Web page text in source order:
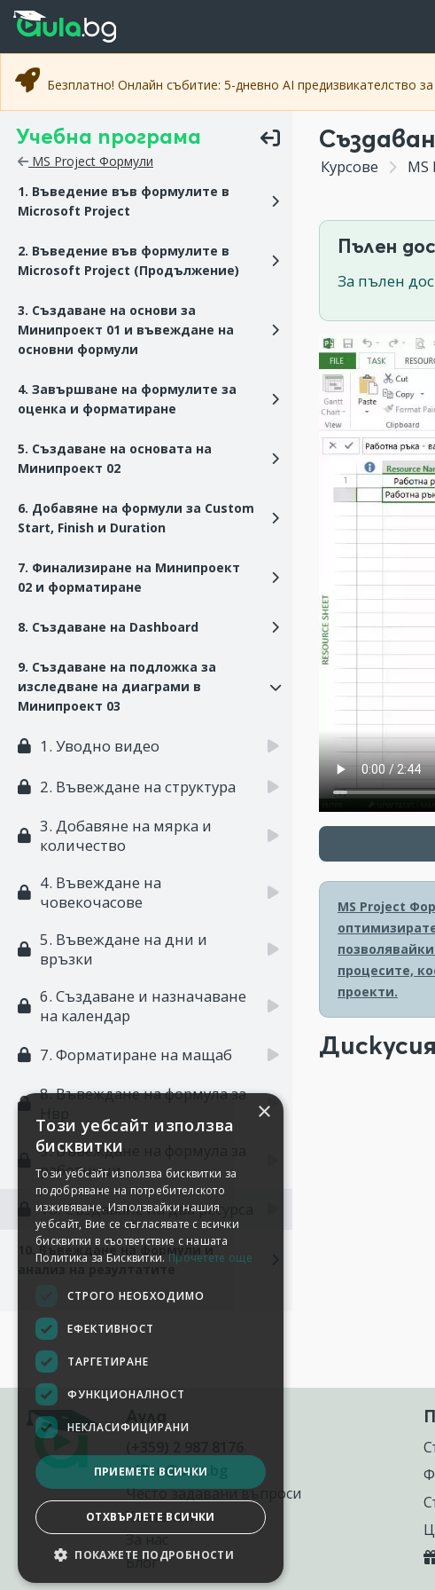
Прескочи към основното съдържание
Прескочи към навигацията
Безплатно! Онлайн събитие: 5-дневно AI предизвикателство
Учебна програма
MS Project Формули
1. Въведение във формулите в
Microsoft Project
2. Въведение във формулите в
Microsoft Project (Продължение)
3. Създаване на основи за
Минипроект 01 и въвеждане на
основни формули
4. Завършване на формулите за
оценка и форматиране
5. Създаване на основата на
Минипроект 02
6. Добавяне на формули за Custom
Start, Finish и Duration
7. Финализиране на Минипроект
02 и форматиране
8. Създаване на Dashboard
9. Създаване на подложка за
изследване на диаграми в
Минипроект 03
1. Уводно видео
2. Въвеждане на структура
3. Добавяне на мярка и
количество
4. Въвеждане на
човекочасове
5. Въвеждане на дни и
връзки
6. Създаване и назначаване
на календар
7. Форматиране на мащаб
8. Въвеждане на формула за
9. Въвеждане на формула за
работници
10. Създаване на два ресурса
10. Въвеждане на формули и
Курсове
Пълен
За пълен
MS Project
процесите,
проекти.
office@aula.bg
Често задавани въпроси
Контакти
За нас
Блог
×
Този уебсайт използва
бисквитки
Този уебсайт използва бисквитки за
подобряване на потребителското
изживяване. Използвайки нашия
уебсайт, Вие се съгласявате с всички
бисквитки в съответствие с нашата
Политика за Бисквитки. Прочетете още
СТРОГО НЕОБХОДИМО
ЕФЕКТИВНОСТ
ТАРГЕТИРАНЕ
ФУНКЦИОНАЛНОСТ
НЕКЛАСИФИЦИРАНИ
ПРИЕМЕТЕ ВСИЧКИ
ОТХВЪРЛЕТЕ ВСИЧКИ
ПОКАЖЕТЕ ПОДРОБНОСТИ